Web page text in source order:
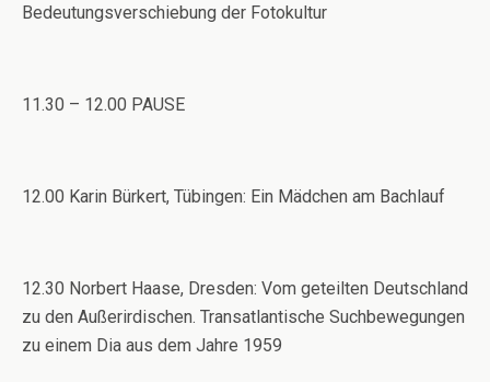
Bedeutungsverschiebung der Fotokultur
11.30 – 12.00 PAUSE
12.00 Karin Bürkert, Tübingen: Ein Mädchen am Bachlauf
12.30 Norbert Haase, Dresden: Vom geteilten Deutschland
zu den Außerirdischen. Transatlantische Suchbewegungen
zu einem Dia aus dem Jahre 1959